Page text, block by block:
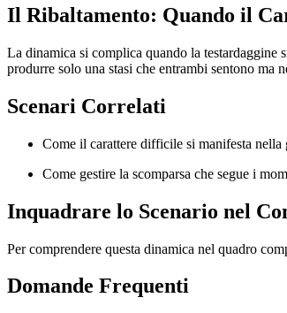
Il Ribaltamento: Quando il
La dinamica si complica quando la testardaggine
produrre solo una stasi che entrambi sentono ma
Scenari Correlati
Come il carattere difficile si manifesta
Come gestire la scomparsa che segue i
Inquadrare lo Scenario nel
Per comprendere questa dinamica nel quadro
Domande Frequenti